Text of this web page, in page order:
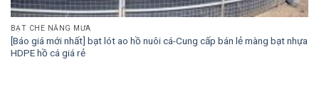
BẠT CHE NẮNG MƯA
[Báo giá mới nhất] bạt lót ao hồ nuôi cá-Cung cấp bán lẻ màng bạt nhựa
HDPE hồ cá giá rẻ